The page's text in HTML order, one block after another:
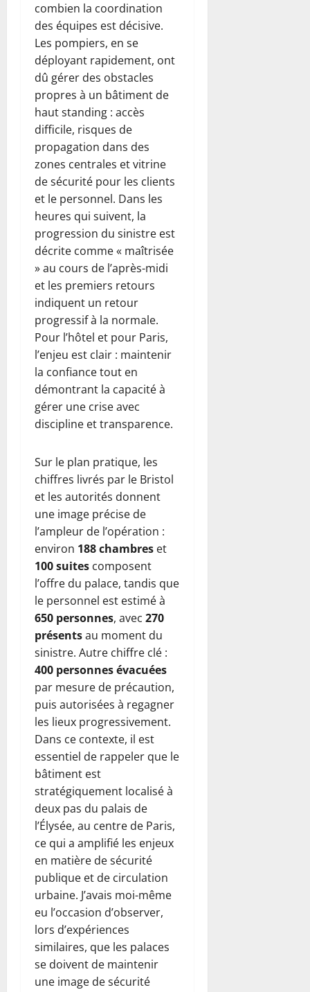
combien la coordination
des équipes est décisive.
Les pompiers, en se
déployant rapidement, ont
dû gérer des obstacles
propres à un bâtiment de
haut standing : accès
difficile, risques de
propagation dans des
zones centrales et vitrine
de sécurité pour les clients
et le personnel. Dans les
heures qui suivent, la
progression du sinistre est
décrite comme « maîtrisée
» au cours de l’après-midi
et les premiers retours
indiquent un retour
progressif à la normale.
Pour l’hôtel et pour Paris,
l’enjeu est clair : maintenir
la confiance tout en
démontrant la capacité à
gérer une crise avec
discipline et transparence.
Sur le plan pratique, les
chiffres livrés par le Bristol
et les autorités donnent
une image précise de
l’ampleur de l’opération :
environ 188 chambres et
100 suites composent
l’offre du palace, tandis que
le personnel est estimé à
650 personnes, avec 270
présentsau moment du
sinistre. Autre chiffre clé :
400 personnes évacuées
par mesure de précaution,
puis autorisées à regagner
les lieux progressivement.
Dans ce contexte, il est
essentiel de rappeler que le
bâtiment est
stratégiquement localisé à
deux pas du palais de
l’Élysée, au centre de Paris,
ce qui a amplifié les enjeux
en matière de sécurité
publique et de circulation
urbaine. J’avais moi-même
eu l’occasion d’observer,
lors d’expériences
similaires, que les palaces
se doivent de maintenir
une image de sécurité